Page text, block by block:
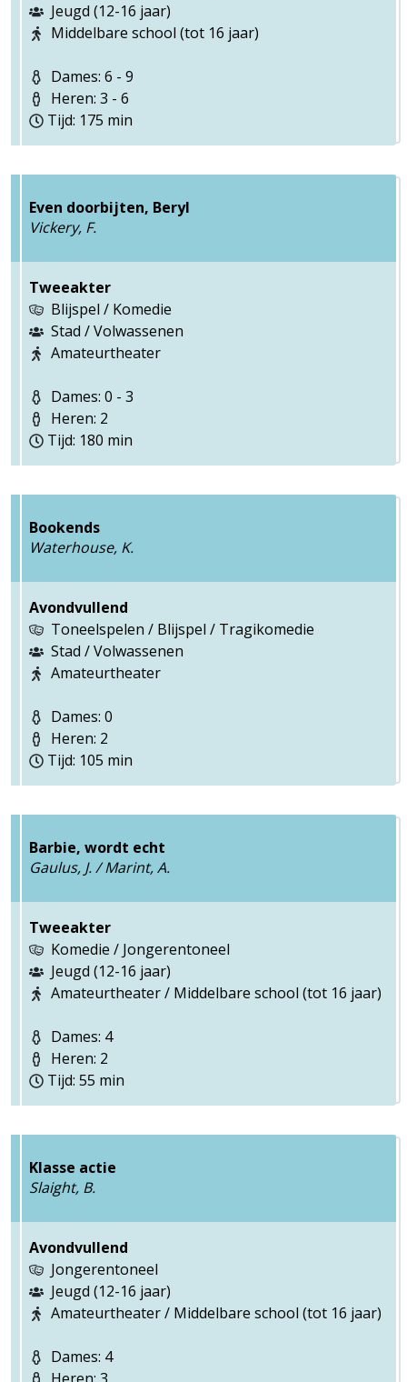
Jeugd (12-16 jaar)
Middelbare school (tot 16 jaar)
Dames: 6 - 9
Heren: 3 - 6
Tijd: 175 min
Even doorbijten, Beryl
Vickery, F.
Tweeakter
Blijspel / Komedie
Stad / Volwassenen
Amateurtheater
Dames: 0 - 3
Heren: 2
Tijd: 180 min
Bookends
Waterhouse, K.
Avondvullend
Toneelspelen / Blijspel / Tragikomedie
Stad / Volwassenen
Amateurtheater
Dames: 0
Heren: 2
Tijd: 105 min
Barbie, wordt echt
Gaulus, J. / Marint, A.
Tweeakter
Komedie / Jongerentoneel
Jeugd (12-16 jaar)
Amateurtheater / Middelbare school (tot 16 jaar)
Dames: 4
Heren: 2
Tijd: 55 min
Klasse actie
Slaight, B.
Avondvullend
Jongerentoneel
Jeugd (12-16 jaar)
Amateurtheater / Middelbare school (tot 16 jaar)
Dames: 4